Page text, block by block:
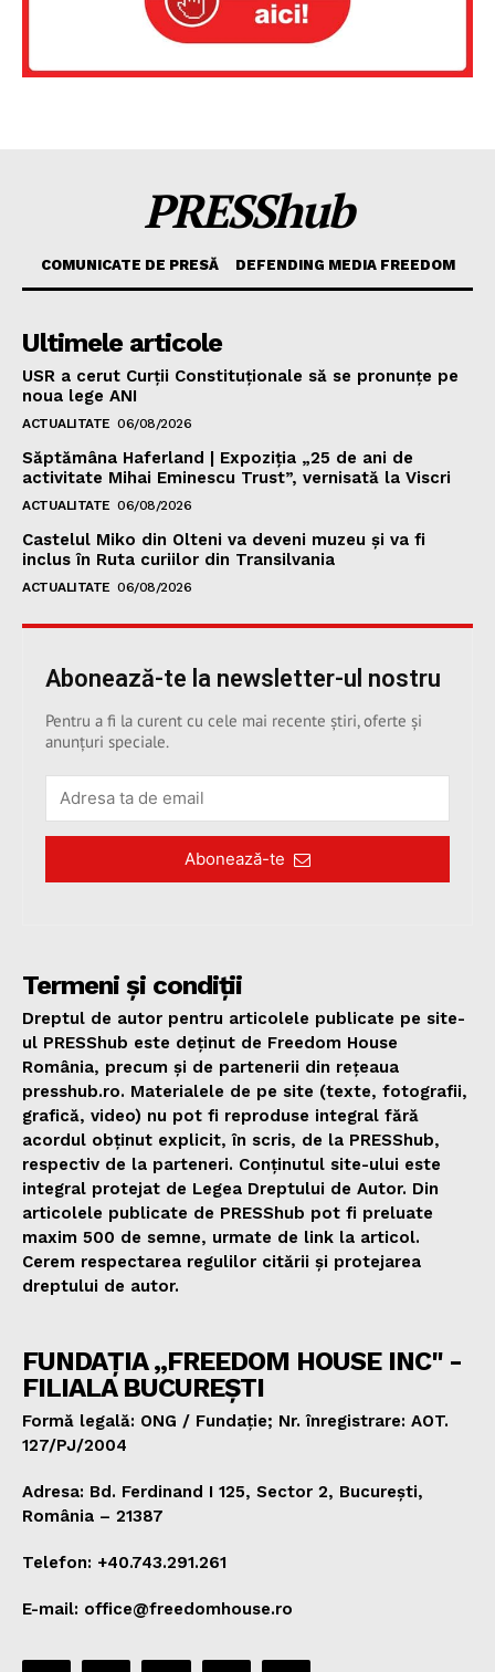
PRESShub
COMUNICATE DE PRESĂ DEFENDING MEDIA FREEDOM
Ultimele articole
USR a cerut Curții Constituționale să se pronunțe pe
noua lege ANI
ACTUALITATE 06/08/2026
Săptămâna Haferland | Expoziţia „25 de ani de
activitate Mihai Eminescu Trust”, vernisată la Viscri
ACTUALITATE 06/08/2026
Castelul Miko din Olteni va deveni muzeu şi va fi
inclus în Ruta curiilor din Transilvania
ACTUALITATE 06/08/2026
Abonează-te la newsletter-ul nostru
Pentru a fi la curent cu cele mai recente știri, oferte și
anunțuri speciale.
Abonează-te
Termeni și condiții
Dreptul de autor pentru articolele publicate pe site-
ul PRESShub este deținut de Freedom House
România, precum și de partenerii din rețeaua
presshub.ro. Materialele de pe site (texte, fotografii,
grafică, video) nu pot fi reproduse integral fără
acordul obținut explicit, în scris, de la PRESShub,
respectiv de la parteneri. Conținutul site-ului este
integral protejat de Legea Dreptului de Autor. Din
articolele publicate de PRESShub pot fi preluate
maxim 500 de semne, urmate de link la articol.
Cerem respectarea regulilor citării și protejarea
dreptului de autor.
FUNDAȚIA „FREEDOM HOUSE INC" -
FILIALA BUCUREȘTI
Formă legală: ONG / Fundație; Nr. înregistrare: AOT.
127/PJ/2004
Adresa: Bd. Ferdinand I 125, Sector 2, București,
România – 21387
Telefon: +40.743.291.261
E-mail: office@freedomhouse.ro